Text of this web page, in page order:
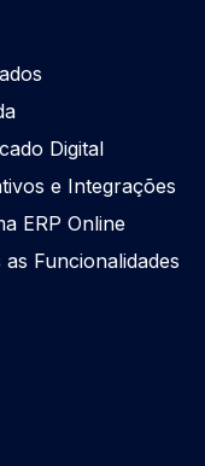
Digital
e Integrações
ERP Online
as Funcionalidades